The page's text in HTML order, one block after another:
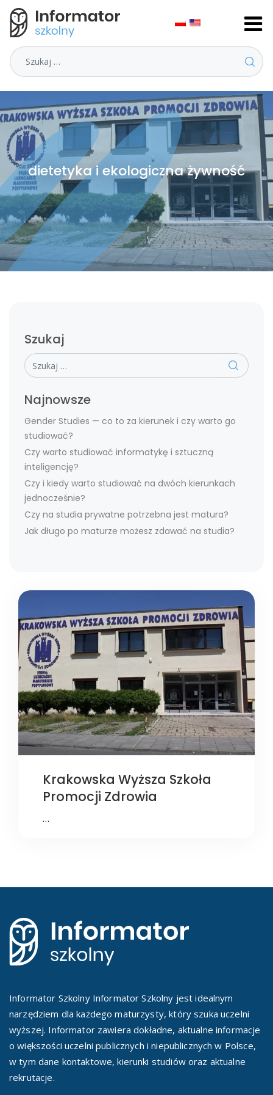
Szukaj
dietetyka i ekologiczna żywność
Szukaj
Szukaj
Najnowsze
Gender Studies — co to za kierunek i czy warto go
studiować?
Czy warto studiować informatykę i sztuczną
inteligencję?
Czy i kiedy warto studiować na dwóch kierunkach
jednocześnie?
Czy na studia prywatne potrzebna jest matura?
Jak długo po maturze możesz zdawać na studia?
Krakowska Wyższa Szkoła
Promocji Zdrowia
…
Informator Szkolny Informator Szkolny jest idealnym
narzędziem dla każdego maturzysty, który szuka uczelni
wyższej. Informator zawiera dokładne, aktualne informacje
o większości uczelni publicznych i niepublicznych w Polsce,
w tym dane kontaktowe, kierunki studiów oraz aktualne
rekrutacje.